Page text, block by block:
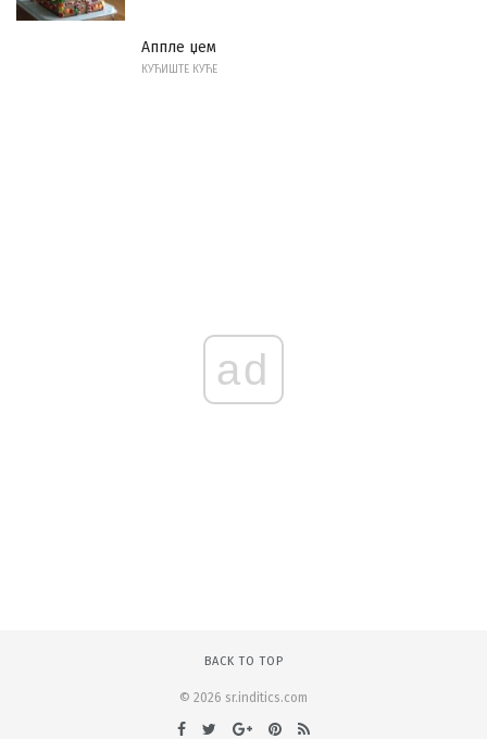
Аппле џем
КУЋИШТЕ КУЋЕ
ad
BACK TO TOP
© 2026 sr.inditics.com